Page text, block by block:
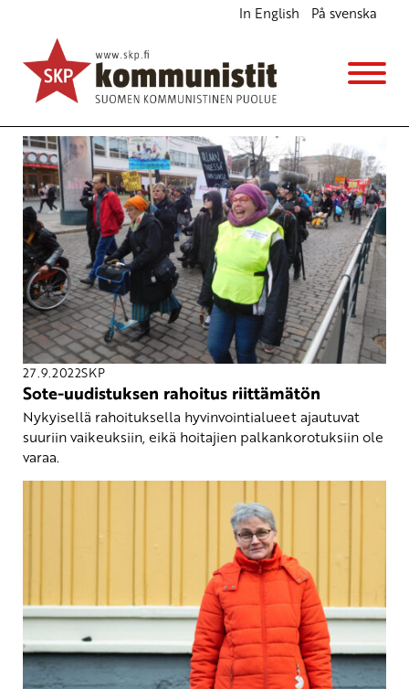
In English På svenska
Super
27.9.2022SKP
Sote-uudistuksen rahoitus riittämätön
Nykyisellä rahoituksella hyvinvointialueet ajautuvat
suuriin vaikeuksiin, eikä hoitajien palkankorotuksiin ole
varaa.